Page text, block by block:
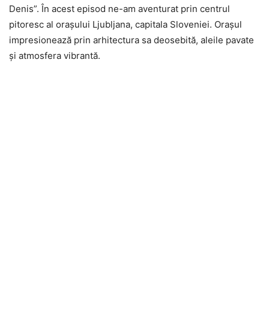
Denis”. În acest episod ne-am aventurat prin centrul
pitoresc al orașului Ljubljana, capitala Sloveniei. Orașul
impresionează prin arhitectura sa deosebită, aleile pavate
și atmosfera vibrantă.